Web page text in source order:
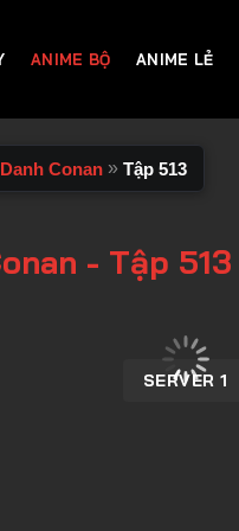
ANIME BỘ ANIME LẺ
Conan » Tập 513
- Tập 513
SERVER 1